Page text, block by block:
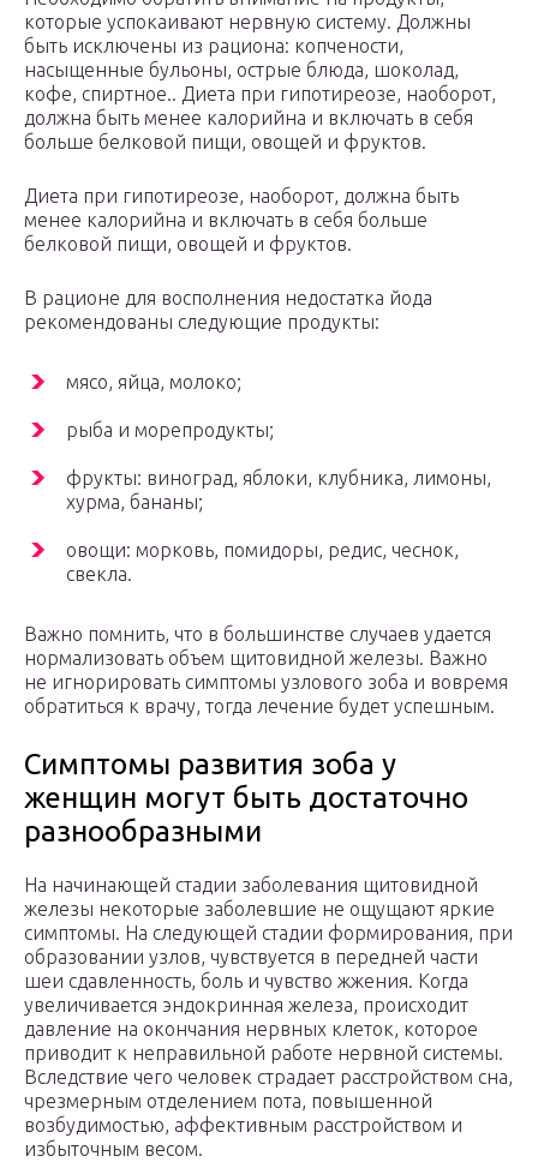
которые успокаивают нервную систему. Должны
быть исключены из рациона: копчености,
насыщенные бульоны, острые блюда, шоколад,
кофе, спиртное.. Диета при гипотиреозе, наоборот,
должна быть менее калорийна и включать в себя
больше белковой пищи, овощей и фруктов.
Диета при гипотиреозе, наоборот, должна быть
менее калорийна и включать в себя больше
белковой пищи, овощей и фруктов.
В рационе для восполнения недостатка йода
рекомендованы следующие продукты:
мясо, яйца, молоко;
рыба и морепродукты;
фрукты: виноград, яблоки, клубника, лимоны,
хурма, бананы;
овощи: морковь, помидоры, редис, чеснок,
свекла.
Важно помнить, что в большинстве случаев удается
нормализовать объем щитовидной железы. Важно
не игнорировать симптомы узлового зоба и вовремя
обратиться к врачу, тогда лечение будет успешным.
Симптомы развития зоба у
женщин могут быть достаточно
разнообразными
На начинающей стадии заболевания щитовидной
железы некоторые заболевшие не ощущают яркие
симптомы. На следующей стадии формирования, при
образовании узлов, чувствуется в передней части
шеи сдавленность, боль и чувство жжения. Когда
увеличивается эндокринная железа, происходит
давление на окончания нервных клеток, которое
приводит к неправильной работе нервной системы.
Вследствие чего человек страдает расстройством сна,
чрезмерным отделением пота, повышенной
возбудимостью, аффективным расстройством и
избыточным весом.